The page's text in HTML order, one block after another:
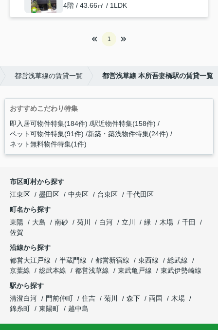
4階 / 43.66㎡ / 1LDK
1
都営浅草線の賃貸一覧 都営浅草線 本所吾妻橋駅の賃貸一覧
おすすめこだわり特集
即入居可物件特集(184件) 駅近物件特集(158件)
ペット可物件特集(91件) 新築・築浅物件特集(24件)
ネット無料物件特集(1件)
市区町村から探す
江東区
墨田区 中央区 台東区
千代田区
町名から探す
東陽
大島 南砂 菊川 白河 立川 緑 木場
千田
佐賀
沿線から探す
都営大江戸線
半蔵門線 都営新宿線 東西線
総武線
京葉線
総武本線 都営浅草線 東武亀戸線
東武伊勢崎線
駅から探す
清澄白河
門前仲町 住吉 菊川 森下 両国
木場
錦糸町
東陽町 越中島